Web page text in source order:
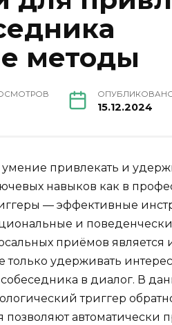
методы
15.12.2024
привлекать и
навыков как в
— эффективные
и
приёмов является
только удерживать
в диалог. В
триггер
автоматически